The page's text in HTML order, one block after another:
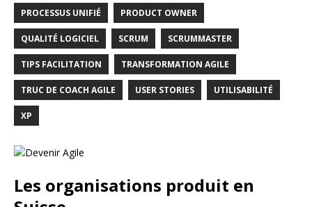
PROCESSUS UNIFIÉ PRODUCT OWNER
QUALITÉ LOGICIEL SCRUM SCRUMMASTER
TIPS FACILITATION TRANSFORMATION AGILE
TRUC DE COACH AGILE USER STORIES UTILISABILITÉ
XP
Les organisations produit en